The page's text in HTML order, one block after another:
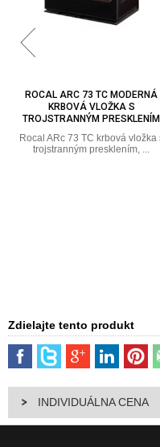
ROCAL ARC 93 TC
TEPLOVZDUŠNÁ KRBOVÁ
VLOŽKA S TROJSTRANNÝM
Rocal ARc 93 TC krbová vložka s
Zdielajte tento produkt
INDIVIDUÁLNA CENA